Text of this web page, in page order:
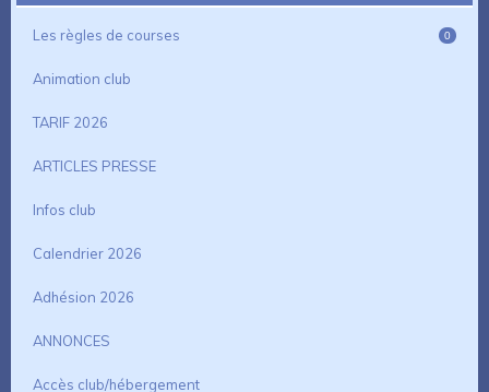
Les règles de courses 0
Animation club
TARIF 2026
ARTICLES PRESSE
Infos club
Calendrier 2026
Adhésion 2026
ANNONCES
Accès club/hébergement